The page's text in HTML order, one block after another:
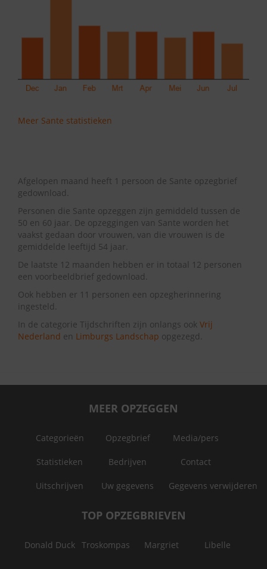
Meer Sante statistieken
Afgelopen maand heeft 1 persoon de Sante opzegbrief
gedownload.
Personen die Sante opzeggen zijn gemiddeld tussen de
50 en 60 jaar. De opzeggingen van Sante worden het
vaakst gedaan door vrouwen, van die vrouwen is de
gemiddelde leeftijd 54 jaar.
De laatste 12 maanden hebben er in totaal 12 personen
een voorbeeldbrief gedownload.
Ook hebben er 11 personen een opzegherinnering
ingesteld.
In de categorie Tijdschriften zijn onlangs ook Vrij
Nederland en Limburgs Landschap opgezegd.
MEER OPZEGGEN
Categorieën Opzegbrief Media/pers
Statistieken Bedrijven Contact
Uitschrijven Uw gegevens Gegevens verwijderen
TOP OPZEGBRIEVEN
Donald Duck Troskompas Margriet Libelle